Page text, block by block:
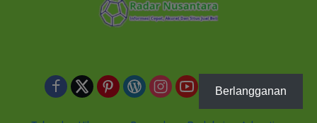
Berlangganan